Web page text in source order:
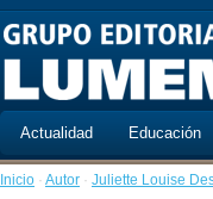
Actualidad Educación
Inicio · Autor · Juliette Louise